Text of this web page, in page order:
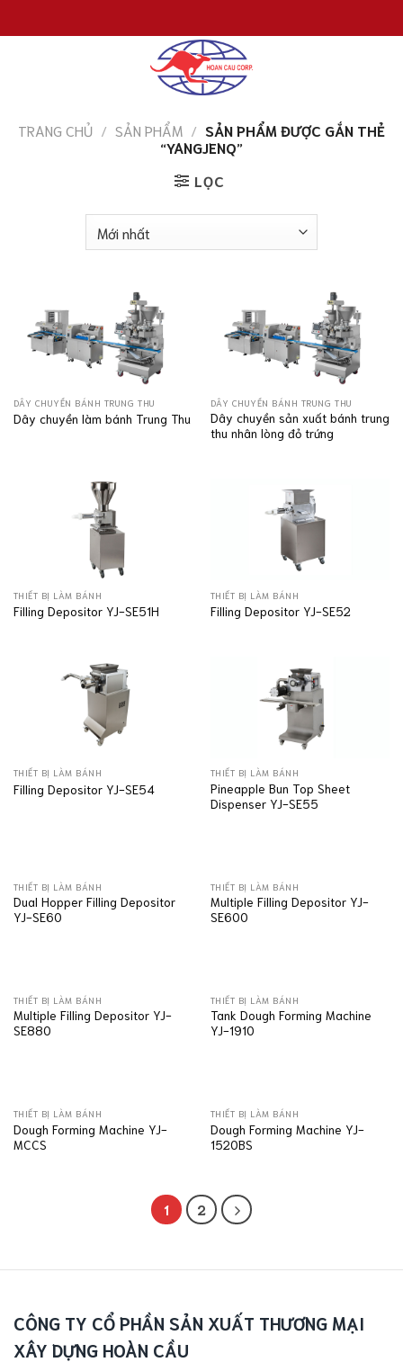
đến
TRANG CHỦ / SẢN PHẨM / SẢN PHẨM ĐƯỢC GẮN THẺ
“YANGJENQ”
LỌC
DÂY CHUYỀN BÁNH TRUNG THU
Dây chuyền làm bánh Trung Thu
DÂY CHUYỀN BÁNH TRUNG THU
Dây chuyền sản xuất bánh trung
thu nhân lòng đỏ trứng
THIẾT BỊ LÀM BÁNH
Filling Depositor YJ-SE51H
THIẾT BỊ LÀM BÁNH
Filling Depositor YJ-SE52
THIẾT BỊ LÀM BÁNH
Filling Depositor YJ-SE54
THIẾT BỊ LÀM BÁNH
Pineapple Bun Top Sheet
Dispenser YJ-SE55
THIẾT BỊ LÀM BÁNH
Dual Hopper Filling Depositor
YJ-SE60
THIẾT BỊ LÀM BÁNH
Multiple Filling Depositor YJ-
SE600
THIẾT BỊ LÀM BÁNH
Multiple Filling Depositor YJ-
SE880
THIẾT BỊ LÀM BÁNH
Tank Dough Forming Machine
YJ-1910
THIẾT BỊ LÀM BÁNH
Dough Forming Machine YJ-
MCCS
THIẾT BỊ LÀM BÁNH
Dough Forming Machine YJ-
1520BS
1 2
CÔNG TY CỔ PHẦN SẢN XUẤT THƯƠNG MẠI
XÂY DỰNG HOÀN CẦU